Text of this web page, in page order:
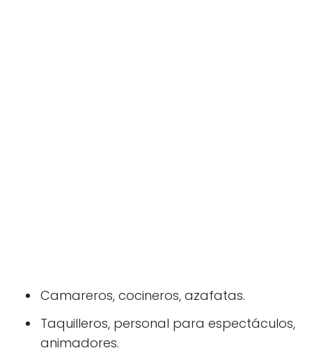
Camareros, cocineros, azafatas.
Taquilleros, personal para espectáculos,
animadores.